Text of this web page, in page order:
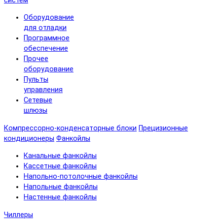
Оборудование
для отладки
Программное
обеспечение
Прочее
оборудование
Пульты
управления
Сетевые
шлюзы
Компрессорно-конденсаторные блоки Прецизионные
кондиционеры Фанкойлы
Канальные фанкойлы
Кассетные фанкойлы
Напольно-потолочные фанкойлы
Напольные фанкойлы
Настенные фанкойлы
Чиллеры